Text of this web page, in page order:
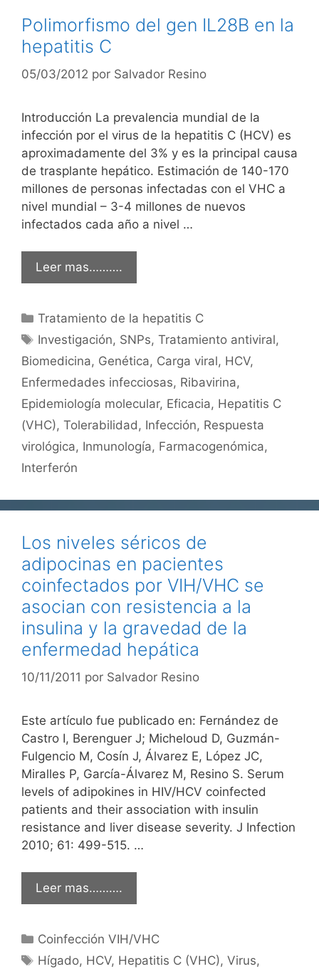
Polimorfismo del gen IL28B en la
hepatitis C
05/03/2012 por Salvador Resino
Introducción La prevalencia mundial de la
infección por el virus de la hepatitis C (HCV) es
aproximadamente del 3% y es la principal causa
de trasplante hepático. Estimación de 140-170
millones de personas infectadas con el VHC a
nivel mundial – 3-4 millones de nuevos
infectados cada año a nivel …
Leer mas……….
Categorías
Tratamiento de la hepatitis C
Etiquetas
Investigación, SNPs,Tratamiento antiviral,
Biomedicina, Genética, Carga viral, HCV,
Enfermedades infecciosas, Ribavirina,
Epidemiología molecular, Eficacia, Hepatitis C
(VHC), Tolerabilidad, Infección, Respuesta
virológica, Inmunología, Farmacogenómica,
Interferón
Los niveles séricos de
adipocinas en pacientes
coinfectados por VIH/VHC se
asocian con resistencia a la
insulina y la gravedad de la
enfermedad hepática
10/11/2011 por Salvador Resino
Este artículo fue publicado en: Fernández de
Castro I, Berenguer J; Micheloud D, Guzmán-
Fulgencio M, Cosín J, Álvarez E, López JC,
Miralles P, García-Álvarez M, Resino S. Serum
levels of adipokines in HIV/HCV coinfected
patients and their association with insulin
resistance and liver disease severity. J Infection
2010; 61: 499-515. …
Leer mas……….
Categorías
Coinfección VIH/VHC
Etiquetas
Hígado, HCV, Hepatitis C (VHC),Virus,